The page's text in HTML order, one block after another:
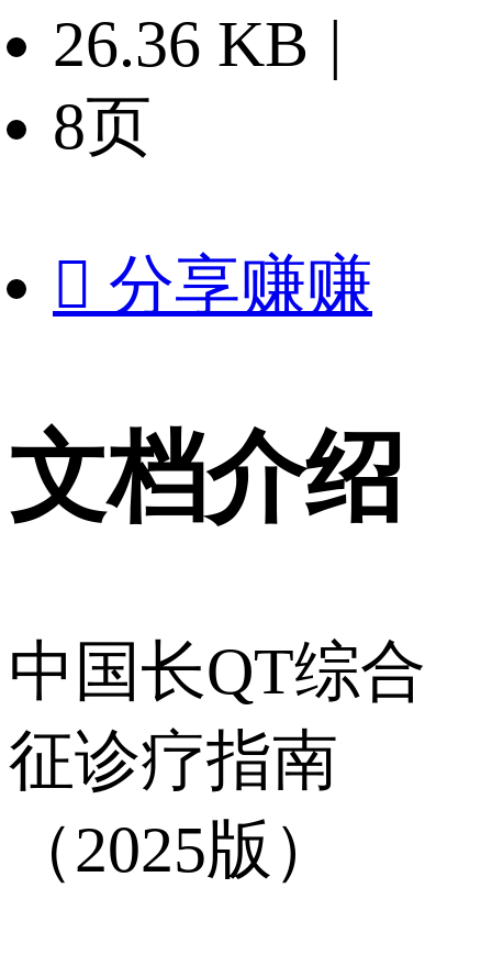
26.36 KB |
8页
 分享赚赚
文档介绍
中国长QT综合
征诊疗指南
（2025版）